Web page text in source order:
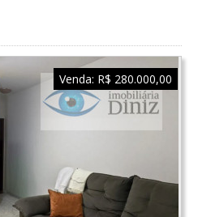
Venda: R$ 280.000,00